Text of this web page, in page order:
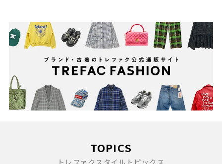
TOPICS
トレファクスタイルトピックス